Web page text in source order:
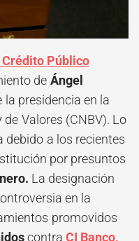
Público
de Ángel
la presidencia en la
Valores (CNBV). Lo
debido a los recientes
por presuntos
La designación
en la
promovidos
contraCI Banco,